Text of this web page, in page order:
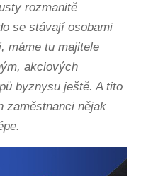
rozmanitě
se stávají osobami
máme tu majitele
akciových
byznysu ještě. A tito
zaměstnanci nějak